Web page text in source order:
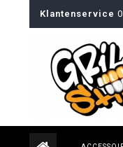
Klantenservice